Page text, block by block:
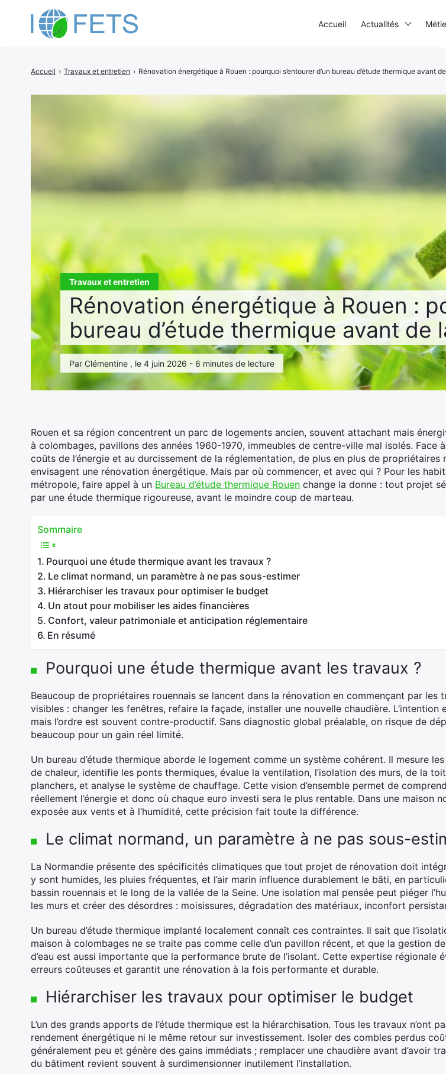
Travaux et entretien
Rénovation énergétique à Rouen :
bureau d’étude thermique avant de
Par Clémentine , le 4 juin 2026 - 6 minutes de lecture
Accueil › Travaux et entretien › Rénovation énergétique à Rouen : pourquoi s’entourer d’un bureau d’étude thermique avant
Rouen et sa région concentrent un parc de logements ancien, souvent attachant mais
à colombages, pavillons des années 1960-1970, immeubles de centre-ville mal isolés. Face
coûts de l’énergie et au durcissement de la réglementation, de plus en plus de propriétaires
envisagent une rénovation énergétique. Mais par où commencer, et avec qui ? Pour les
métropole, faire appel à un Bureau d’étude thermique Rouen change la donne : tout projet
par une étude thermique rigoureuse, avant le moindre coup de marteau.
Sommaire
Pourquoi une étude thermique avant les travaux ?
Le climat normand, un paramètre à ne pas sous-estimer
Hiérarchiser les travaux pour optimiser le budget
Un atout pour mobiliser les aides financières
Confort, valeur patrimoniale et anticipation réglementaire
En résumé
Pourquoi une étude thermique avant les travaux ?
Beaucoup de propriétaires rouennais se lancent dans la rénovation en commençant par les
visibles : changer les fenêtres, refaire la façade, installer une nouvelle chaudière. L’intention
mais l’ordre est souvent contre-productif. Sans diagnostic global préalable, on risque de
beaucoup pour un gain réel limité.
Un bureau d’étude thermique aborde le logement comme un système cohérent. Il mesure
de chaleur, identifie les ponts thermiques, évalue la ventilation, l’isolation des murs, de la
planchers, et analyse le système de chauffage. Cette vision d’ensemble permet de
réellement l’énergie et donc où chaque euro investi sera le plus rentable. Dans une maison
exposée aux vents et à l’humidité, cette précision fait toute la différence.
Le climat normand, un paramètre à ne pas sous-
La Normandie présente des spécificités climatiques que tout projet de rénovation doit
y sont humides, les pluies fréquentes, et l’air marin influence durablement le bâti, en
bassin rouennais et le long de la vallée de la Seine. Une isolation mal pensée peut piéger
les murs et créer des désordres : moisissures, dégradation des matériaux, inconfort
Un bureau d’étude thermique implanté localement connaît ces contraintes. Il sait que
maison à colombages ne se traite pas comme celle d’un pavillon récent, et que la gestion
d’eau est aussi importante que la performance brute de l’isolant. Cette expertise régionale
erreurs coûteuses et garantit une rénovation à la fois performante et durable.
Hiérarchiser les travaux pour optimiser le budget
L’un des grands apports de l’étude thermique est la hiérarchisation. Tous les travaux n’ont
rendement énergétique ni le même retour sur investissement. Isoler des combles perdus
généralement peu et génère des gains immédiats ; remplacer une chaudière avant d’avoir
du bâtiment revient souvent à surdimensionner inutilement l’installation.
Accueil Actualités
Rechercher